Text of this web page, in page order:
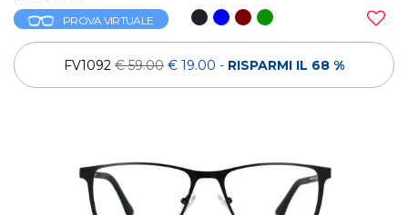
PROVA VIRTUALE
FV1092 € 59.00 € 19.00 - RISPARMI IL 68 %